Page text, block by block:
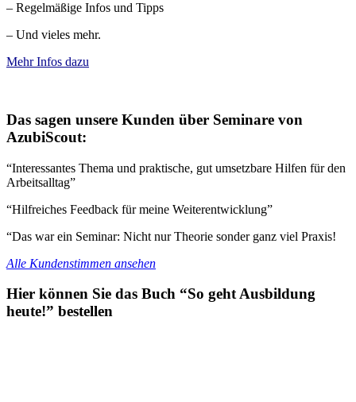
– Regelmäßige Infos und Tipps
– Und vieles mehr.
Mehr Infos dazu
Das sagen unsere Kunden über Seminare von
AzubiScout:
“Interessantes Thema und praktische, gut umsetzbare Hilfen für den
Arbeitsalltag”
“Hilfreiches Feedback für meine Weiterentwicklung”
“Das war ein Seminar: Nicht nur Theorie sonder ganz viel Praxis!
Alle Kundenstimmen ansehen
Hier können Sie das Buch “So geht Ausbildung
heute!” bestellen